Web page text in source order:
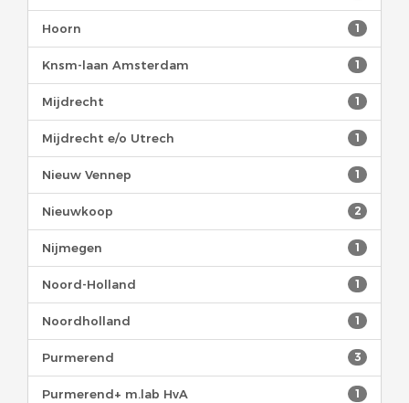
1
Hoorn
1
Knsm-laan Amsterdam
1
Mijdrecht
1
Mijdrecht e/o Utrech
1
Nieuw Vennep
2
Nieuwkoop
1
Nijmegen
1
Noord-Holland
1
Noordholland
3
Purmerend
1
Purmerend+ m.lab HvA